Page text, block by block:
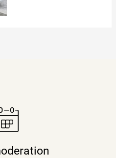
verbindet charmant und
mit den Themen